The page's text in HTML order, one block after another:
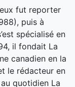
fut reporter
puis à
spécialisé en
il fondait La
canadien en la
le rédacteur en
quotidien La